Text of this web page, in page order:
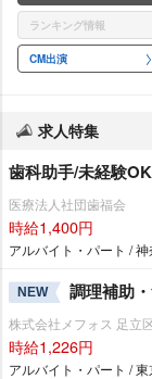
ランキング情報
CM出演
求人特集
歯科助手/未経験
医療法人社団歯福会
時給1,400円
アルバイト・パート / 神
NEW 調理補助
株式会社メフォス 足立
時給1,226円
アルバイト・パート /